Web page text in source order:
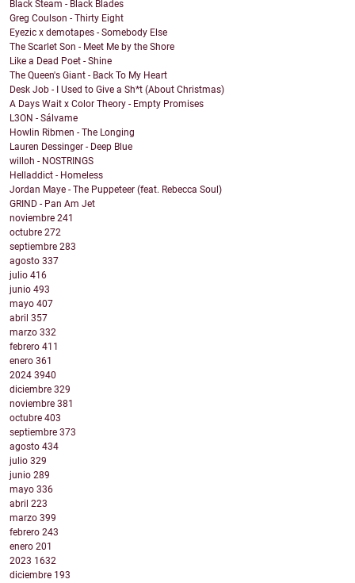
Black Steam - Black Blades
Greg Coulson - Thirty Eight
Eyezic x demotapes - Somebody Else
The Scarlet Son - Meet Me by the Shore
Like a Dead Poet - Shine
The Queen's Giant - Back To My Heart
Desk Job - I Used to Give a Sh*t (About Christmas)
A Days Wait x Color Theory - Empty Promises
L3ON - Sálvame
Howlin Ribmen - The Longing
Lauren Dessinger - Deep Blue
willoh - NOSTRINGS
Helladdict - Homeless
Jordan Maye - The Puppeteer (feat. Rebecca Soul)
GRIND - Pan Am Jet
noviembre 241
octubre 272
septiembre 283
agosto 337
julio 416
junio 493
mayo 407
abril 357
marzo 332
febrero 411
enero 361
2024 3940
diciembre 329
noviembre 381
octubre 403
septiembre 373
agosto 434
julio 329
junio 289
mayo 336
abril 223
marzo 399
febrero 243
enero 201
2023 1632
diciembre 193